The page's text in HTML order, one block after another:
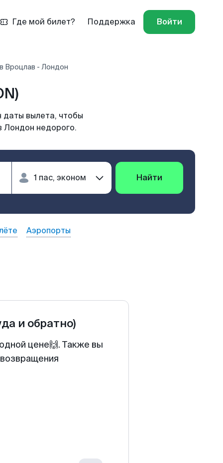
Где мой билет? Поддержка Войти
Вроцлав - Лондон
вылета, чтобы
Лондон недорого.
Найти
Аэропорты
и обратно)
цене🙌. Также вы